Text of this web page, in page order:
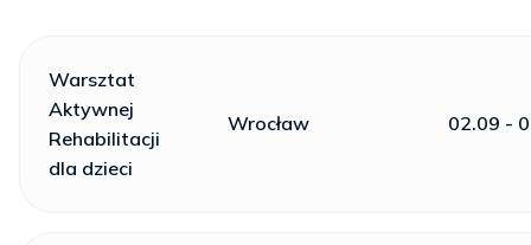
Warsztat
Aktywnej
Rehabilitacji
dla dzieci
Wrocław 02.09 -